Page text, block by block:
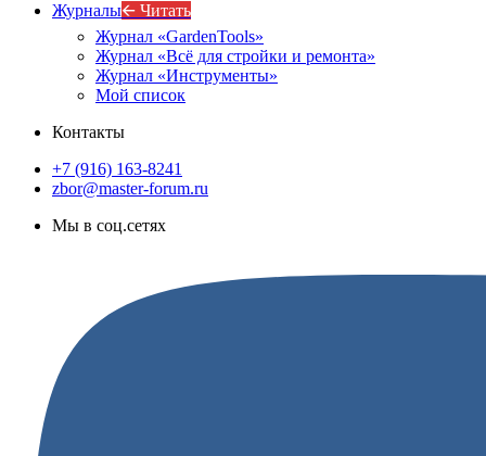
Журналы🡨 Читать
Журнал «GardenTools»
Журнал «Всё для стройки и ремонта»
Журнал «Инструменты»
Мой список
Контакты
+7 (916) 163-8241
zbor@master-forum.ru
Мы в соц.сетях